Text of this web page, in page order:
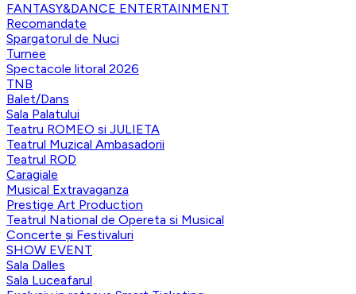
FANTASY&DANCE ENTERTAINMENT
Recomandate
Spargatorul de Nuci
Turnee
Spectacole litoral 2026
TNB
Balet/Dans
Sala Palatului
Teatru ROMEO si JULIETA
Teatrul Muzical Ambasadorii
Teatrul ROD
Caragiale
Musical Extravaganza
Prestige Art Production
Teatrul National de Opereta si Musical
Concerte și Festivaluri
SHOW EVENT
Sala Dalles
Sala Luceafarul